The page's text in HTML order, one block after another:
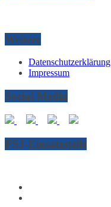
Weitere
Datenschutzerklärung
Impressum
Social Media
FSJ-Einsatzstelle